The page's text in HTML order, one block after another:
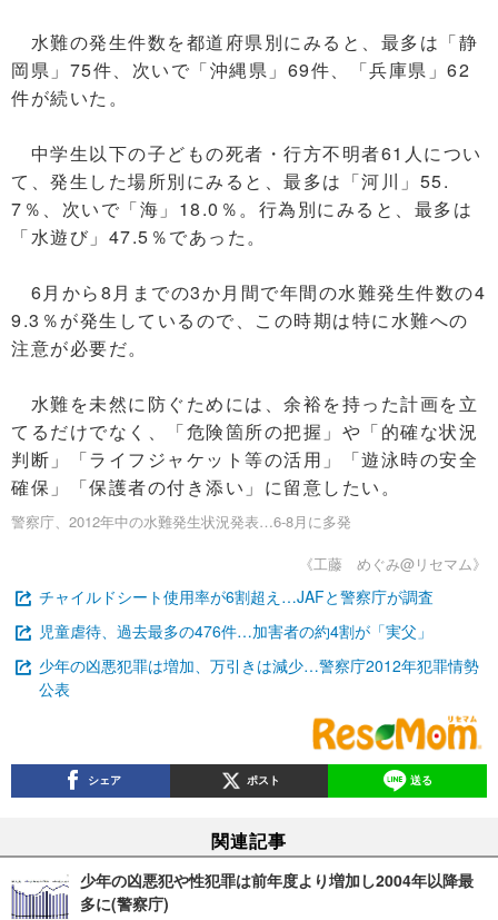
水難の発生件数を都道府県別にみると、最多は「静
岡県」75件、次いで「沖縄県」69件、「兵庫県」62
件が続いた。
中学生以下の子どもの死者・行方不明者61人につい
て、発生した場所別にみると、最多は「河川」55.
7％、次いで「海」18.0％。行為別にみると、最多は
「水遊び」47.5％であった。
6月から8月までの3か月間で年間の水難発生件数の4
9.3％が発生しているので、この時期は特に水難への
注意が必要だ。
水難を未然に防ぐためには、余裕を持った計画を立
てるだけでなく、「危険箇所の把握」や「的確な状況
判断」「ライフジャケット等の活用」「遊泳時の安全
確保」「保護者の付き添い」に留意したい。
警察庁、2012年中の水難発生状況発表…6-8月に多発
《工藤 めぐみ@リセマム》
チャイルドシート使用率が6割超え…JAFと警察庁が調査
児童虐待、過去最多の476件…加害者の約4割が「実父」
少年の凶悪犯罪は増加、万引きは減少…警察庁2012年犯罪情勢
公表
シェア ポスト 送る
関連記事
少年の凶悪犯や性犯罪は前年度より増加し2004年以降最
多に(警察庁)